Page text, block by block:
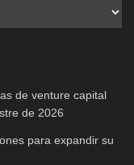
de venture capital
de 2026
para expandir su